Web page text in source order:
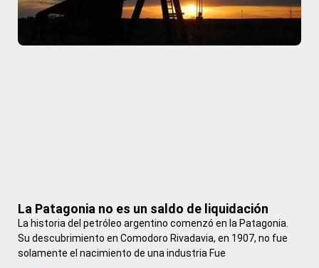
La Patagonia no es un saldo de liquidación
La historia del petróleo argentino comenzó en la Patagonia.
Su descubrimiento en Comodoro Rivadavia, en 1907, no fue
solamente el nacimiento de una industria Fue